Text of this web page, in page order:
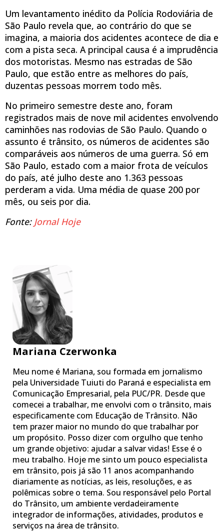
Um levantamento inédito da Polícia Rodoviária de
São Paulo revela que, ao contrário do que se
imagina, a maioria dos acidentes acontece de dia e
com a pista seca. A principal causa é a imprudência
dos motoristas. Mesmo nas estradas de São
Paulo, que estão entre as melhores do país,
duzentas pessoas morrem todo mês.
No primeiro semestre deste ano, foram
registrados mais de nove mil acidentes envolvendo
caminhões nas rodovias de São Paulo. Quando o
assunto é trânsito, os números de acidentes são
comparáveis aos números de uma guerra. Só em
São Paulo, estado com a maior frota de veículos
do país, até julho deste ano 1.363 pessoas
perderam a vida. Uma média de quase 200 por
mês, ou seis por dia.
Fonte: Jornal Hoje
Mariana Czerwonka
Meu nome é Mariana, sou formada em jornalismo
pela Universidade Tuiuti do Paraná e especialista em
Comunicação Empresarial, pela PUC/PR. Desde que
comecei a trabalhar, me envolvi com o trânsito, mais
especificamente com Educação de Trânsito. Não
tem prazer maior no mundo do que trabalhar por
um propósito. Posso dizer com orgulho que tenho
um grande objetivo: ajudar a salvar vidas! Esse é o
meu trabalho. Hoje me sinto um pouco especialista
em trânsito, pois já são 11 anos acompanhando
diariamente as notícias, as leis, resoluções, e as
polêmicas sobre o tema. Sou responsável pelo Portal
do Trânsito, um ambiente verdadeiramente
integrador de informações, atividades, produtos e
serviços na área de trânsito.